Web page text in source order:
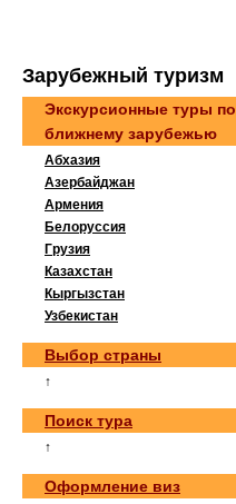
Зaрубeжный туризм
Экскурсионные туры по
ближнему зарубежью
Абхазия
Азербайджан
Армения
Белоруссия
Грузия
Казахстан
Кыргызстан
Узбекистан
Выбор страны
↑
Поиск тура
↑
Оформление виз